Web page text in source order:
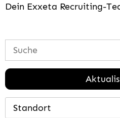
Dein Exxeta Recruiting-
Standort